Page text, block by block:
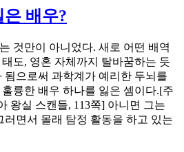
배우?
것만이 아니었다. 새로 어떤 배역
도, 영혼 자체까지 탈바꿈하는 듯
됨으로써 과학계가 예리한 두뇌를
륭한 배우 하나를 잃은 셈이다.[주
왕실 스캔들, 113쪽] 아니면 그는
러면서 몰래 탐정 활동을 하고 있는